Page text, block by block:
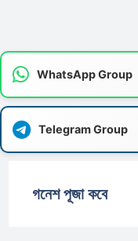
WhatsApp Group
Telegram Group
গনেশ পূজা কবে